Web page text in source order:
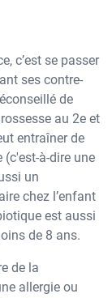
c’est se passer
ses contre-
de
au 2e et
entraîner de
à-dire une
un
chez l’enfant
est aussi
de 8 ans.
de la
allergie ou